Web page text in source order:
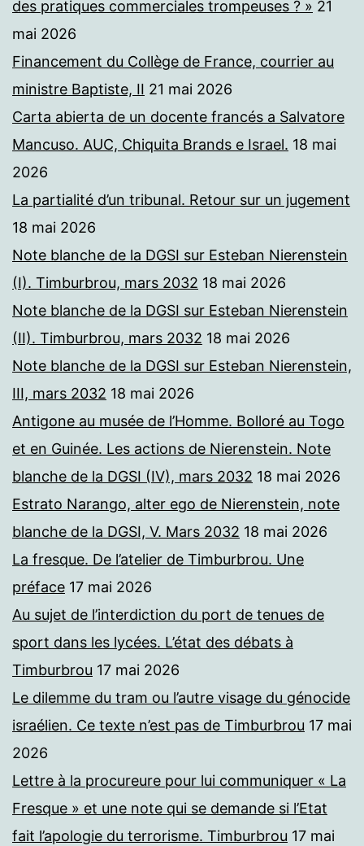
des pratiques commerciales trompeuses ? » 21
mai 2026
Financement du Collège de France, courrier au
ministre Baptiste, II 21 mai 2026
Carta abierta de un docente francés a Salvatore
Mancuso. AUC, Chiquita Brands e Israel. 18 mai
2026
La partialité d’un tribunal. Retour sur un jugement
18 mai 2026
Note blanche de la DGSI sur Esteban Nierenstein
(I). Timburbrou, mars 2032 18 mai 2026
Note blanche de la DGSI sur Esteban Nierenstein
(II). Timburbrou, mars 2032 18 mai 2026
Note blanche de la DGSI sur Esteban Nierenstein,
III, mars 2032 18 mai 2026
Antigone au musée de l’Homme. Bolloré au Togo
et en Guinée. Les actions de Nierenstein. Note
blanche de la DGSI (IV), mars 2032 18 mai 2026
Estrato Narango, alter ego de Nierenstein, note
blanche de la DGSI, V. Mars 2032 18 mai 2026
La fresque. De l’atelier de Timburbrou. Une
préface 17 mai 2026
Au sujet de l’interdiction du port de tenues de
sport dans les lycées. L’état des débats à
Timburbrou 17 mai 2026
Le dilemme du tram ou l’autre visage du génocide
israélien. Ce texte n’est pas de Timburbrou 17 mai
2026
Lettre à la procureure pour lui communiquer « La
Fresque » et une note qui se demande si l’Etat
fait l’apologie du terrorisme. Timburbrou 17 mai